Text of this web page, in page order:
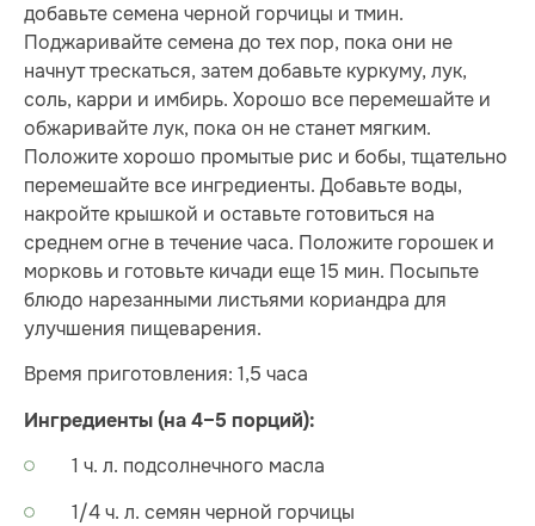
добавьте семена черной горчицы и тмин.
Поджаривайте семена до тех пор, пока они не
начнут трескаться, затем добавьте куркуму, лук,
соль, карри и имбирь. Хорошо все перемешайте и
обжаривайте лук, пока он не станет мягким.
Положите хорошо промытые рис и бобы, тщательно
перемешайте все ингредиенты. Добавьте воды,
накройте крышкой и оставьте готовиться на
среднем огне в течение часа. Положите горошек и
морковь и готовьте кичади еще 15 мин. Посыпьте
блюдо нарезанными листьями кориандра для
улучшения пищеварения.
Время приготовления: 1,5 часа
Ингредиенты (на 4–5 порций):
1 ч. л. подсолнечного масла
1/4 ч. л. семян черной горчицы